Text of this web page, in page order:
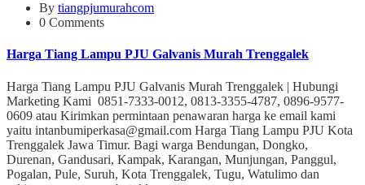
By tiangpjumurahcom
0 Comments
Harga Tiang Lampu PJU Galvanis Murah Trenggalek
Harga Tiang Lampu PJU Galvanis Murah Trenggalek | Hubungi
Marketing Kami 0851-7333-0012, 0813-3355-4787, 0896-9577-
0609 atau Kirimkan permintaan penawaran harga ke email kami
yaitu intanbumiperkasa@gmail.com Harga Tiang Lampu PJU Kota
Trenggalek Jawa Timur. Bagi warga Bendungan, Dongko,
Durenan, Gandusari, Kampak, Karangan, Munjungan, Panggul,
Pogalan, Pule, Suruh, Kota Trenggalek, Tugu, Watulimo dan